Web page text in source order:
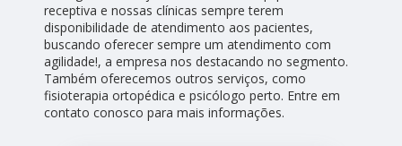
receptiva e nossas clínicas sempre terem
disponibilidade de atendimento aos pacientes,
buscando oferecer sempre um atendimento com
agilidade!, a empresa nos destacando no segmento.
Também oferecemos outros serviços, como
fisioterapia ortopédica e psicólogo perto. Entre em
contato conosco para mais informações.